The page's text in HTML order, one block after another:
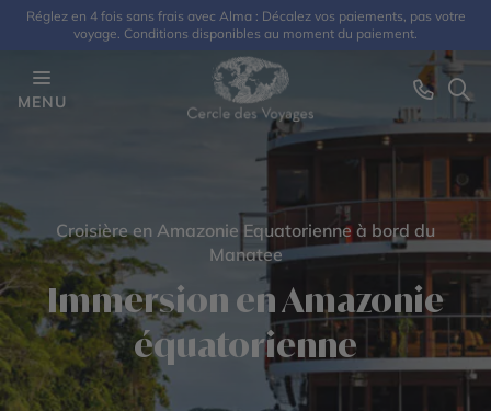
Réglez en 4 fois sans frais avec Alma : Décalez vos paiements, pas votre
voyage. Conditions disponibles au moment du paiement.
MENU
Croisière en Amazonie Equatorienne à bord du
Manatee
Immersion en Amazonie
équatorienne